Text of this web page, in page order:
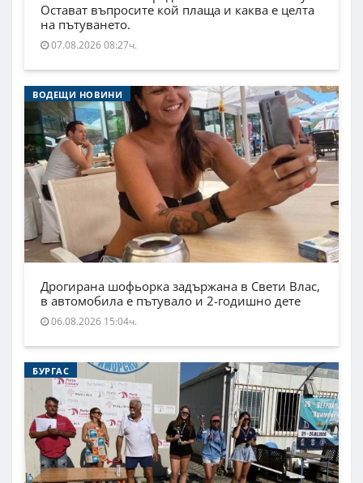
Остават въпросите кой плаща и каква е целта
на пътуването.
07.08.2026 08:27ч.
ВОДЕЩИ НОВИНИ
Дрогирана шофьорка задържана в Свети Влас,
в автомобила е пътувало и 2-годишно дете
06.08.2026 15:04ч.
БУРГАС